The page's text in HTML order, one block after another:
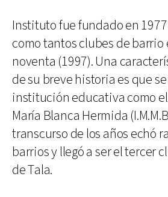
Instituto fue fundado en
como tantos clubes de barrio
noventa (1997). Una
de su breve historia es que
institución educativa como
María Blanca Hermida
transcurso de los años echó
barrios y llegó a ser el tercer
de Tala.